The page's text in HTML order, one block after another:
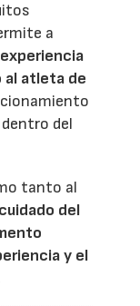
a
al atleta de
del
tanto al
del
y el